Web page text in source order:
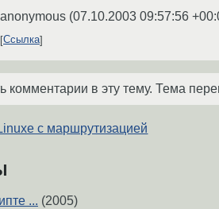
anonymous (07.10.2003 09:57:56
Ссылка
комментарии в эту тему. Тема
с маршрутизацией
... (2005)